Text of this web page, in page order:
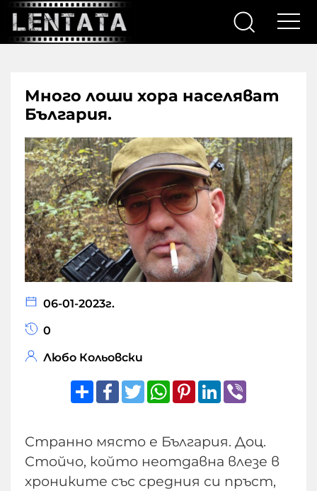
Много лоши хора населяват
България.
06-01-2023г.
0
Любо Кольовски
ShareFacebook
TwitterWhatsApp
Pinterest
LinkedIn
Странно място е България. Доц.
Стойчо, който неотдавна влезе в
хрониките със средния си пръст,